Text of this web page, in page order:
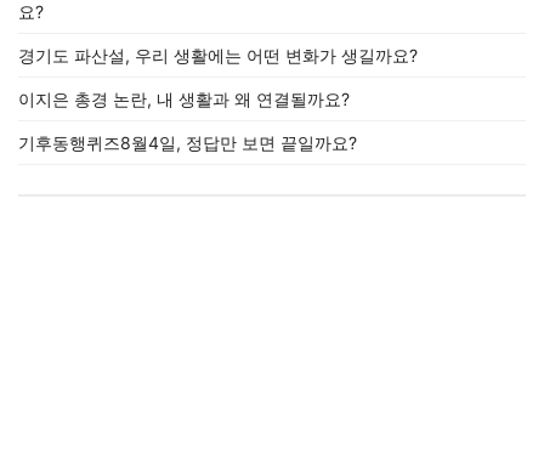
요?
경기도 파산설, 우리 생활에는 어떤 변화가 생길까요?
이지은 총경 논란, 내 생활과 왜 연결될까요?
기후동행퀴즈8월4일, 정답만 보면 끝일까요?